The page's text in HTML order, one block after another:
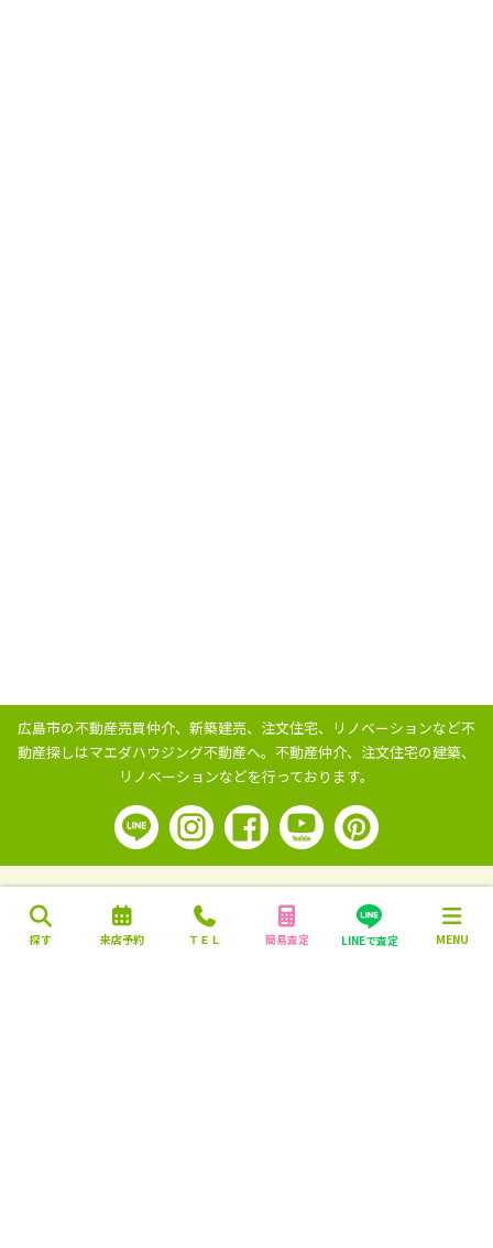
探す 来店予約 ＴＥＬ 簡易査定 LINEで査定 MENU
広島市の不動産売買仲介、新築建売、注文住宅、リノベーションなど不
動産探しはマエダハウジング不動産へ。 不動産仲介、注文住宅の建築、
リノベーションなどを行っております。